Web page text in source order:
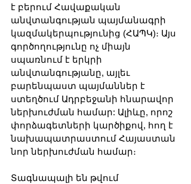
է բերում Հավաքական
անվտանգության պայմանագրի
կազմակերպությունից (ՀԱՊԿ)։ Այս
գործողությունը ոչ միայն
սպառնում է երկրի
անվտանգությանը, այլեւ
բարենպաստ պայմաններ է
ստեղծում Ադրբեջանի հնարավոր
ներխուժման համար: Ալիևը, որոշ
փորձագետների կարծիքով, հող է
նախապատրաստում Հայաստան
նոր ներխուժման համար։
Տագնապալի են թվում